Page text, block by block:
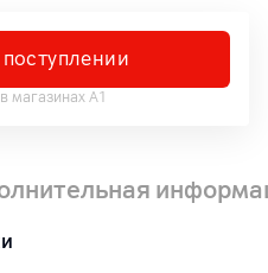
магазинах А1